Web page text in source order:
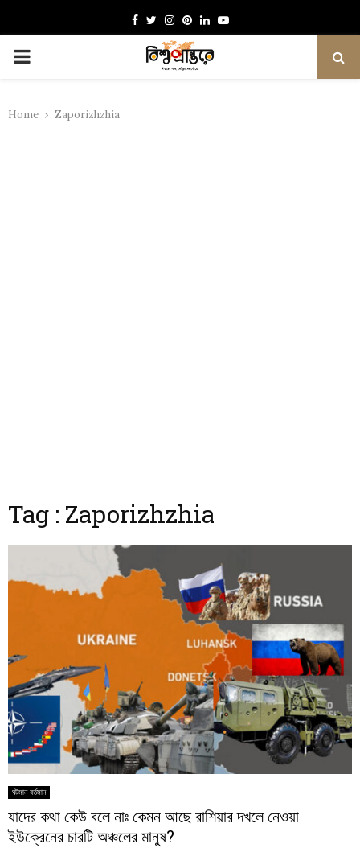
Facebook
TwitterInstagram
Pinterest
LinkedinYoutube
PRIMARY
Home Zaporizhzhia
Tag : Zaporizhzhia
ঘটমান বর্তমান
যাদের কথা কেউ বলে নাঃ কেমন আছে রাশিয়ার দখলে নেওয়া
ইউক্রেনের চারটি অঞ্চলের মানুষ?